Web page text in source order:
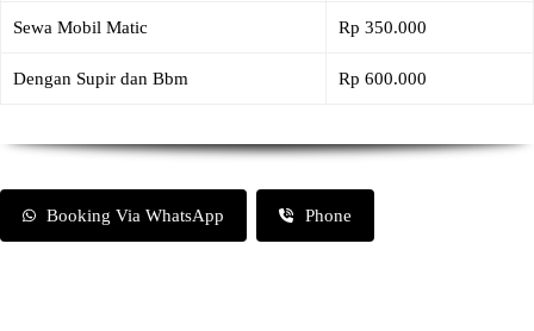
Sewa Mobil Matic Rp 350.000
Dengan Supir dan Bbm Rp 600.000
Booking Via WhatsApp Phone